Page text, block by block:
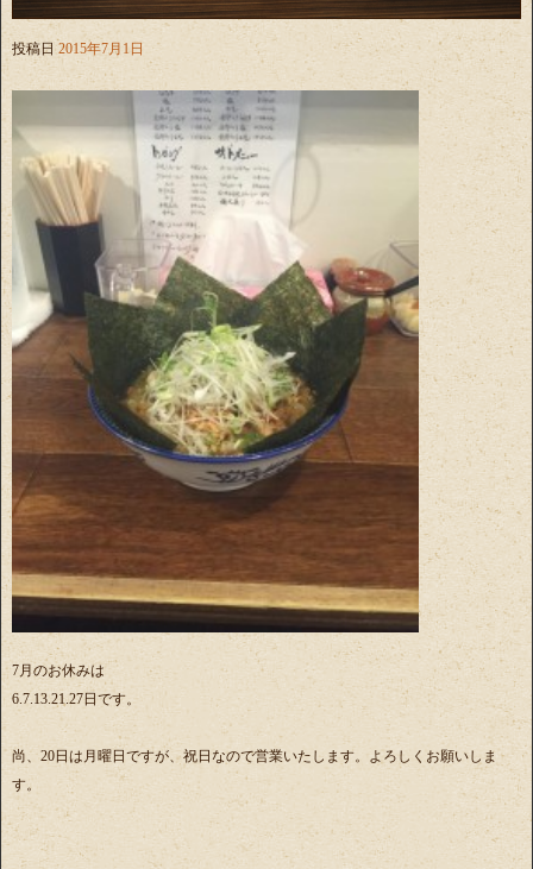
投稿日 2015年7月1日
7月のお休みは
6.7.13.21.27日です。
尚、20日は月曜日ですが、祝日なので営業いたします。よろしくお願いしま
す。